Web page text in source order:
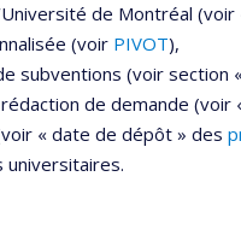
de Montréal
(voir PIVOT),
subventions (voir section
de demande (voir
« date de dépôt » des